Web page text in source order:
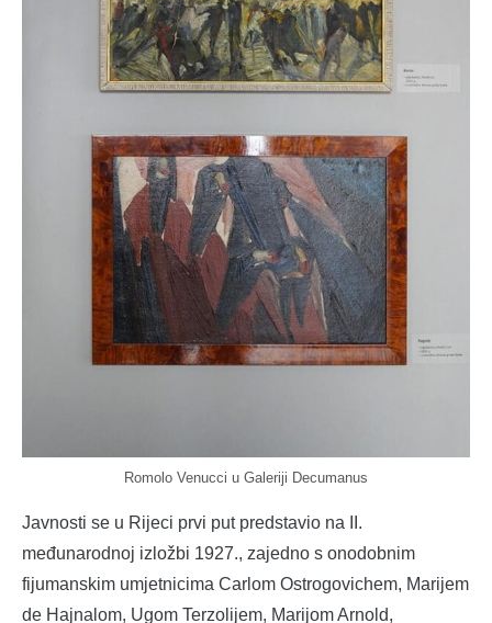
Romolo Venucci u Galeriji Decumanus
Javnosti se u Rijeci prvi put predstavio na II.
međunarodnoj izložbi 1927., zajedno s onodobnim
fijumanskim umjetnicima Carlom Ostrogovichem, Marijem
de Hajnalom, Ugom Terzolijem, Marijom Arnold,